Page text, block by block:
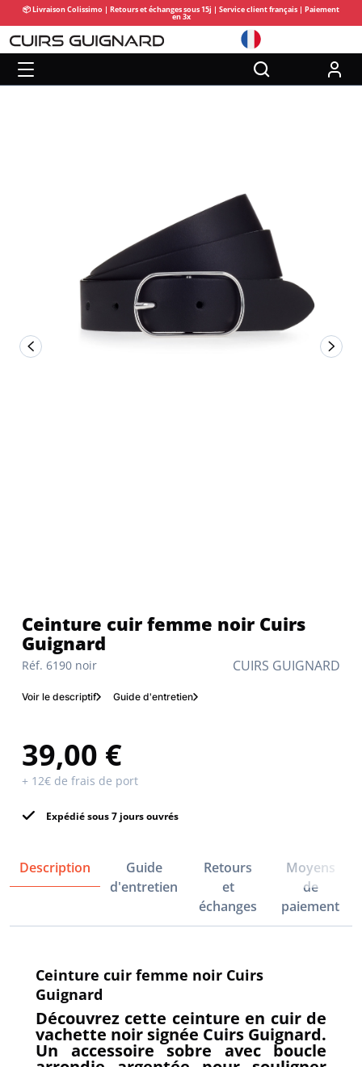
📦 Livraison Colissimo | Retours et échanges sous 15j | Service client français | Paiement
en 3x
CUIRS GUIGNARD
Réf. 6190 noir
Ceinture cuir femme noir Cuirs
Guignard
Voir le descriptif Guide d'entretien
39,00 €
+ 12€ de frais de port
Expédié sous 7 jours ouvrés
Description
Guide
d'entretien
Retours
et
échanges
Moyens
de
paiement
Ceinture cuir femme noir Cuirs
Guignard
Découvrez cette ceinture en cuir de
vachette noir signée Cuirs Guignard.
Un accessoire sobre avec boucle